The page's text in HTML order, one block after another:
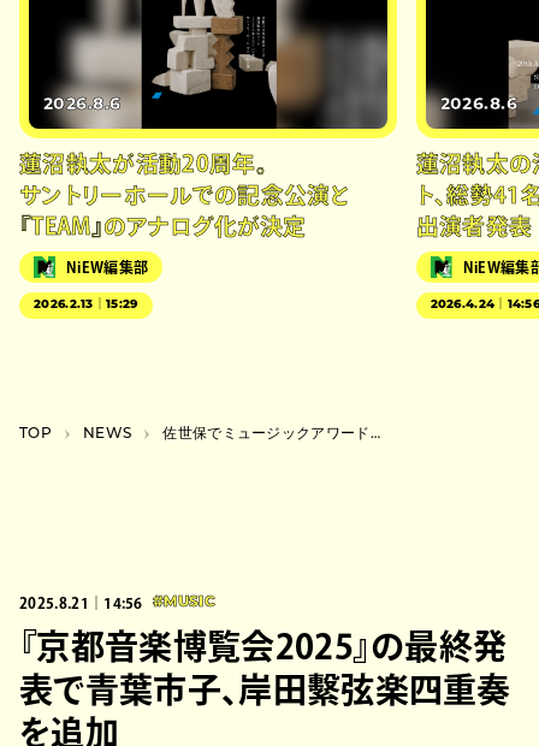
2026.8.6
蓮沼執太が活動20周年。
サントリーホールでの記念公演と
『TEAM』のアナログ化が決定
NiEW編集部
2026.2.13｜15:29
2026.8.6
蓮沼執太の
ト、総勢41
出演者発表
NiEW編集
2026.4.24｜
TOP NEWS 佐世保でミュージックアワード開催。審査員は蓮沼執太、Kuniyuki Takahashi
2025.8.21｜14:56 #MUSIC
『京都音楽博覧会2025』の最終発
表で青葉市子、岸田繫弦楽四重奏
を追加